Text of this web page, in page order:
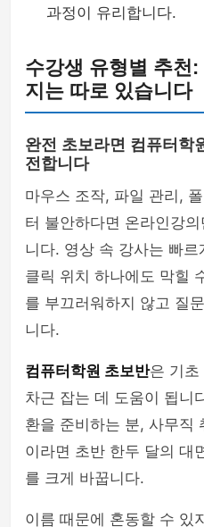
과정이 유리합니다.
수강생 유형별 추천
지는 따로 있습니다
완전 초보라면 컴퓨터학
전합니다
마우스 조작, 파일 관리,
터 불안하다면 온라인강
니다. 영상 속 강사는 빠
클릭 위치 하나에도 막힐
를 부끄러워하지 않고 질
니다.
컴퓨터학원 초보반은 기초
차근 잡는 데 도움이 됩니
환을 준비하는 분, 사무직
이라면 초반 한두 달의 대
를 크게 바꿉니다.
이름 때문에 혼동할 수 있